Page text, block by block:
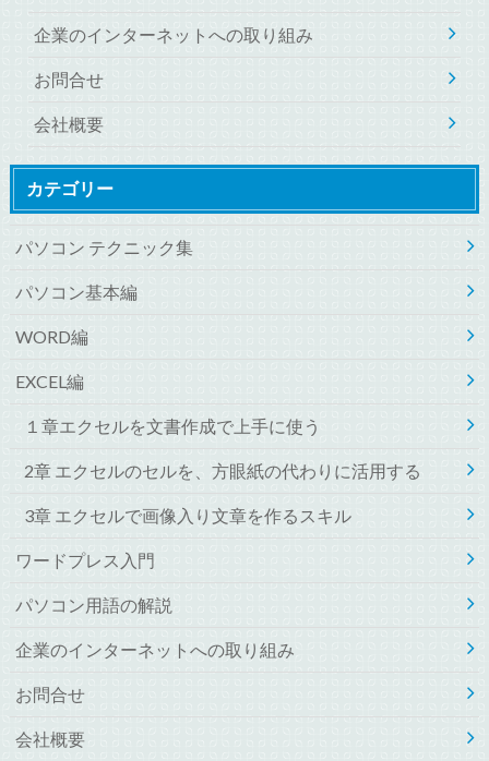
企業のインターネットへの取り組み
お問合せ
会社概要
カテゴリー
パソコン テクニック集
パソコン基本編
WORD編
EXCEL編
１章エクセルを文書作成で上手に使う
2章 エクセルのセルを、方眼紙の代わりに活用する
3章 エクセルで画像入り文章を作るスキル
ワードプレス入門
パソコン用語の解説
企業のインターネットへの取り組み
お問合せ
会社概要